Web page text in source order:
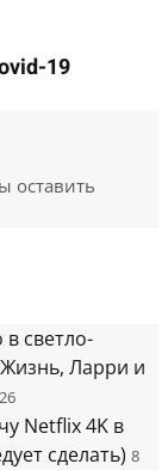
19
оставить
светло-
Ларри и
Netflix 4K в
сделать) 8